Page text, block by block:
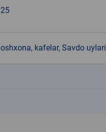
25
oshxona, kafelar, Savdo uylari